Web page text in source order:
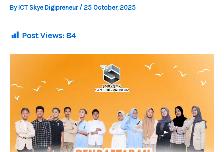
By ICT Skye Digipreneur / 25 October, 2025
Post Views: 84